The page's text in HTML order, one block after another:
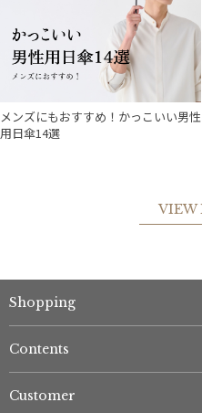
メンズにもおすすめ！かっこいい男性
用日傘14選
VIEW
Shopping
Contents
Customer